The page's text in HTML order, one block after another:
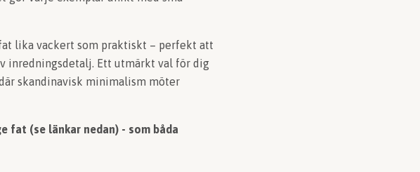
lika vackert som praktiskt – perfekt att
inredningsdetalj. Ett utmärkt val för dig
skandinavisk minimalism möter
fat (se länkar nedan) - som båda